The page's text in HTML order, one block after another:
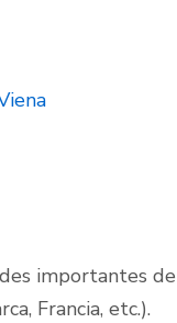
importantes de
Francia, etc.).